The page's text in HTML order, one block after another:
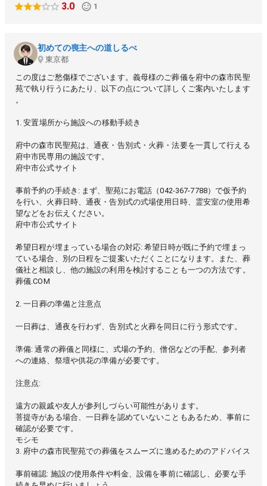
3.0 1
初めての喪主への道しるべ
東京都
この度はご愁傷様でございます。義母様のご葬儀を府中の森市民聖
苑で執り行うにあたり、以下の点について詳しくご案内いたします
。
1. 安置場所から施設への移動手続き
府中の森市民聖苑は、通夜・告別式・火葬・法要を一貫して行える
府中市民専用の施設です。
府中市公式サイト
事前予約の手続き: まず、聖苑にお電話（042-367-7788）で仮予約
を行い、火葬日時、通夜・告別式の式場使用日時、霊安室の使用希
望などをお伝えください。
府中市公式サイト
希望日程が埋まっている場合の対応: 希望日時が既に予約で埋まっ
ている場合、別の日程をご提案いただくことになります。また、葬
儀社と相談し、他の施設の利用を検討することも一つの方法です。
葬儀.COM
2. 一日葬の準備と注意点
一日葬は、通夜を行わず、告別式と火葬を同日に行う形式です。
準備: 通常の葬儀と同様に、式場の予約、僧侶などの手配、参列者
への連絡、祭壇や供花の準備が必要です。
注意点:
遠方の親戚や友人が参列しづらい可能性があります。
菩提寺がある場合、一日葬を認めていないこともあるため、事前に
確認が必要です。
モシモ
3. 府中の森市民聖苑での葬儀をスムーズに進めるためのアドバイス
事前確認: 施設の使用条件や料金、設備を事前に確認し、必要な手